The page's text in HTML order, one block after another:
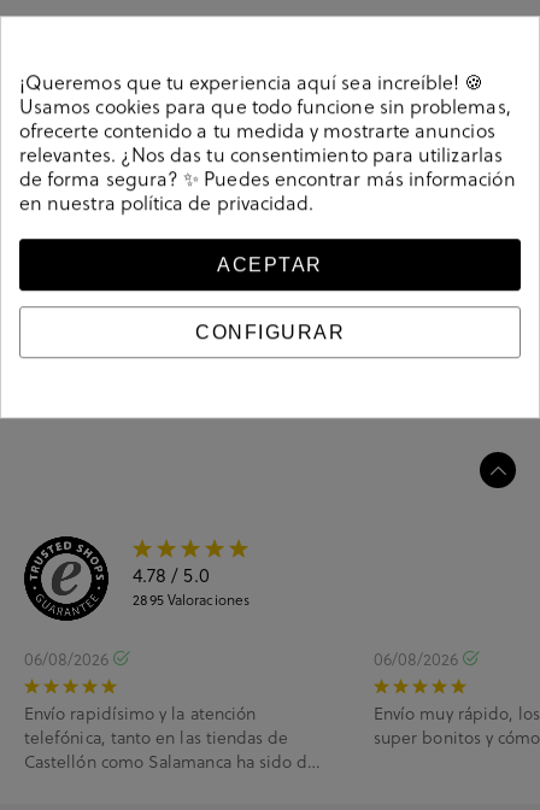
Deportivos Victoria 8805100 en jeans. Cierre con
cordones. La plantilla es extraible. Hecho en China
Referencia207345
Guía de tallas
Ciudados y limpieza
4.78 / 5.0
2895Valoraciones
06/08/2026
Envío rapidísimo y la atención
telefónica, tanto en las tiendas de
Castellón como Salamanca ha sido de
06/08/2026
Envío muy rápido,
super bonitos y
¡Queremos que tu experiencia aquí sea increíble! 🍪
Usamos cookies para que todo funcione sin problemas,
ofrecerte contenido a tu medida y mostrarte anuncios
relevantes. ¿Nos das tu consentimiento para utilizarlas
de forma segura? ✨ Puedes encontrar más información
en nuestra política de privacidad.
ACEPTAR
CONFIGURAR